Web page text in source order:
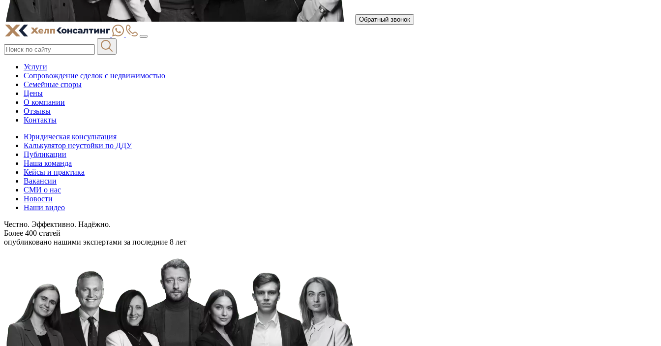
Обратный звонок
Услуги
Сопровождение сделок с недвижимостью
Семейные споры
Цены
О компании
Отзывы
Контакты
Юридическая консультация
Калькулятор неустойки по ДДУ
Публикации
Наша команда
Кейсы и практика
Вакансии
СМИ о нас
Новости
Наши видео
Честно. Эффективно. Надёжно.
Более 400 статей
опубликовано нашими экспертами за последние 8 лет